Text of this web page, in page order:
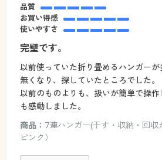
品質
お買い得感
使いやすさ
完璧です。
以前使っていた折り畳めるハンガー
無くなり、探していたところでした。
以前のものよりも、扱いが簡単で操
も感動しました。
商品： 7連ハンガー(干す・収納・回収
ピンク）